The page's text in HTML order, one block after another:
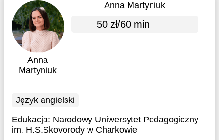
Anna
Martyniuk
Anna Martyniuk
50 zł/60 min
Język angielski
Edukacja: Narodowy Uniwersytet Pedagogiczny
im. H.S.Skovorody w Charkowie